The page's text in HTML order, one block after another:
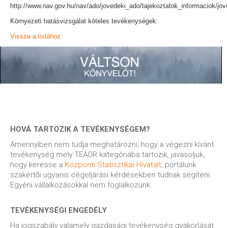
http://www.nav.gov.hu/nav/ado/jovedeki_ado/tajekoztatok_informaciok/
Környezeti hatásvizsgálat köteles tevékenységek:
Vissza a listához
HOVÁ TARTOZIK A TEVÉKENYSÉGEM?
Amennyiben nem tudja meghatározni, hogy a végezni kívánt
tevékenység mely TEÁOR kategóriába tartozik, javasoljuk,
hogy keresse a Központi Statisztikai Hivatalt , portálunk
szakértői ugyanis cégeljárási kérdésekben tudnak segíteni.
Egyéni vállalkozásokkal nem foglalkozunk.
TEVÉKENYSÉGI ENGEDÉLY
Ha jogszabály valamely gazdasági tevékenység gyakorlását